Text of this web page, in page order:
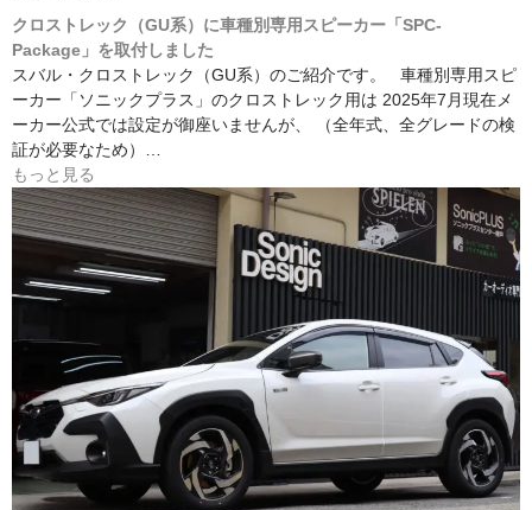
クロストレック（GU系）に車種別専用スピーカー「SPC-
Package」を取付しました
スバル・クロストレック（GU系）のご紹介です。 車種別専用スピ
ーカー「ソニックプラス」のクロストレック用は 2025年7月現在メ
ーカー公式では設定が御座いませんが、 （全年式、全グレードの検
証が必要なため）…
もっと見る